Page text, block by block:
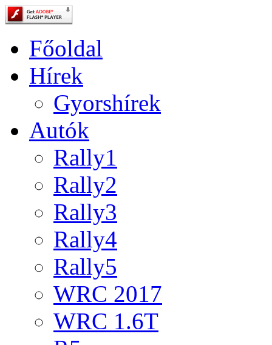
Főoldal
Hírek
Gyorshírek
Autók
Rally1
Rally2
Rally3
Rally4
Rally5
WRC 2017
WRC 1.6T